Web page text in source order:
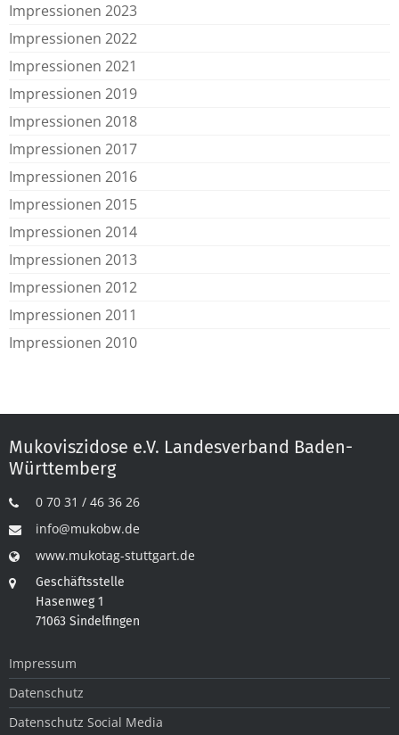
Impressionen 2023
Impressionen 2022
Impressionen 2021
Impressionen 2019
Impressionen 2018
Impressionen 2017
Impressionen 2016
Impressionen 2015
Impressionen 2014
Impressionen 2013
Impressionen 2012
Impressionen 2011
Impressionen 2010
Mukoviszidose e.V. Landesverband Baden-
Württemberg
0 70 31 / 46 36 26
info@mukobw.de
www.mukotag-stuttgart.de
Geschäftsstelle
Hasenweg 1
71063 Sindelfingen
Impressum
Datenschutz
Datenschutz Social Media